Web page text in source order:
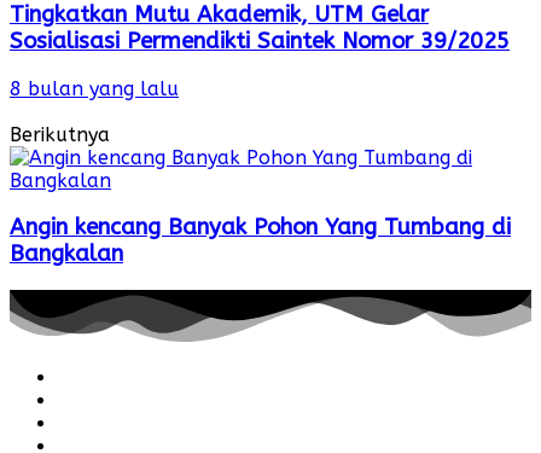
Tingkatkan Mutu Akademik, UTM Gelar
Sosialisasi Permendikti Saintek Nomor 39/2025
8 bulan yang lalu
Berikutnya
Angin kencang Banyak Pohon Yang Tumbang di
Bangkalan